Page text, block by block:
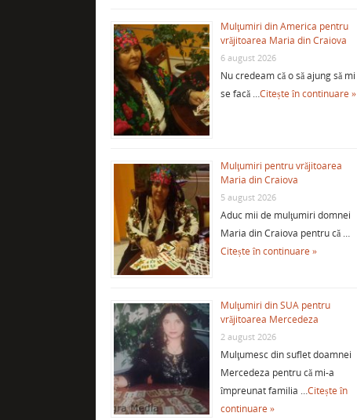
Mulţumiri din America pentru
vrăjitoarea Maria din Craiova
6 august 2026
Nu credeam că o să ajung să mi
se facă …Citește în continuare »
Mulţumiri pentru vrăjitoarea
Maria din Craiova
5 august 2026
Aduc mii de mulţumiri domnei
Maria din Craiova pentru că …
Citește în continuare »
Mulţumiri din SUA pentru
vrăjitoarea Mercedeza
2 august 2026
Mulţumesc din suflet doamnei
Mercedeza pentru că mi-a
împreunat familia …Citește în
continuare »